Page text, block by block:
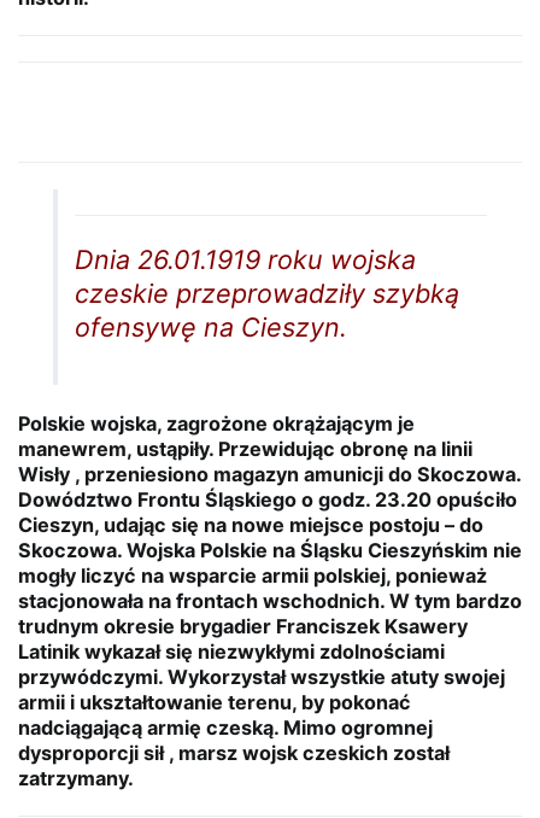
Dnia 26.01.1919 roku wojska
czeskie przeprowadziły szybką
ofensywę na Cieszyn.
Polskie wojska, zagrożone okrążającym je
manewrem, ustąpiły. Przewidując obronę na linii
Wisły , przeniesiono magazyn amunicji do Skoczowa.
Dowództwo Frontu Śląskiego o godz. 23.20 opuściło
Cieszyn, udając się na nowe miejsce postoju – do
Skoczowa. Wojska Polskie na Śląsku Cieszyńskim nie
mogły liczyć na wsparcie armii polskiej, ponieważ
stacjonowała na frontach wschodnich. W tym bardzo
trudnym okresie brygadier Franciszek Ksawery
Latinik wykazał się niezwykłymi zdolnościami
przywódczymi. Wykorzystał wszystkie atuty swojej
armii i ukształtowanie terenu, by pokonać
nadciągającą armię czeską. Mimo ogromnej
dysproporcji sił , marsz wojsk czeskich został
zatrzymany.